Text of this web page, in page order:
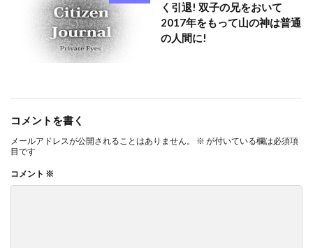
く引退! 双子の兄をおいて
2017年をもって山の神は普通
の人間に!
コメントを書く
メールアドレスが公開されることはありません。 ※ が付いている欄は必須項
目です
コメント ※